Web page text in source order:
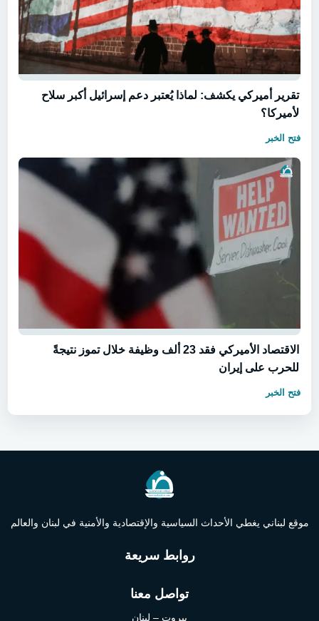
تقرير أميركي يكشف: لماذا يُعتبر دعم إسرائيل أكبر سلاح
لأميركا؟
فتح الخبر
الاقتصاد الأميركي فقد 23 ألف وظيفة خلال تموز نتيجةً
للحرب على إيران
فتح الخبر
موقع لبناني يغطي الأحداث السياسية والإقتصادية والأمنية في لبنان والعالم
روابط سريعة
تواصل معنا
بيروت – لبنان